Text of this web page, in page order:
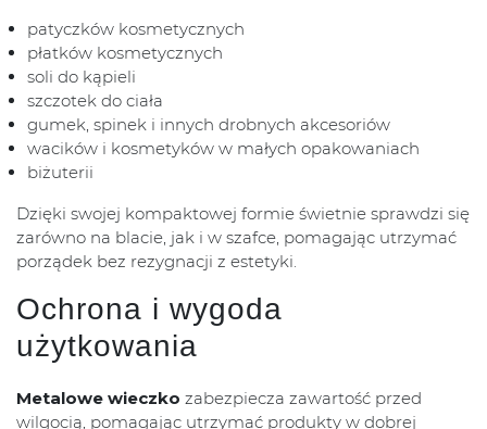
patyczków kosmetycznych
płatków kosmetycznych
soli do kąpieli
szczotek do ciała
gumek, spinek i innych drobnych akcesoriów
wacików i kosmetyków w małych opakowaniach
biżuterii
Dzięki swojej kompaktowej formie świetnie sprawdzi się
zarówno na blacie, jak i w szafce, pomagając utrzymać
porządek bez rezygnacji z estetyki.
Ochrona i wygoda
użytkowania
Metalowe wieczko zabezpiecza zawartość przed
wilgocią, pomagając utrzymać produkty w dobrej